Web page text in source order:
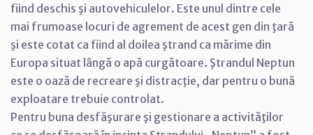
fiind deschis şi autovehiculelor. Este unul dintre cele
mai frumoase locuri de agrement de acest gen din ţară
şi este cotat ca fiind al doilea ştrand ca mărime din
Europa situat lângă o apă curgătoare. Ştrandul Neptun
este o oază de recreare şi distracţie, dar pentru o bună
exploatare trebuie controlat.
Pentru buna desfăşurare şi gestionare a activităţilor